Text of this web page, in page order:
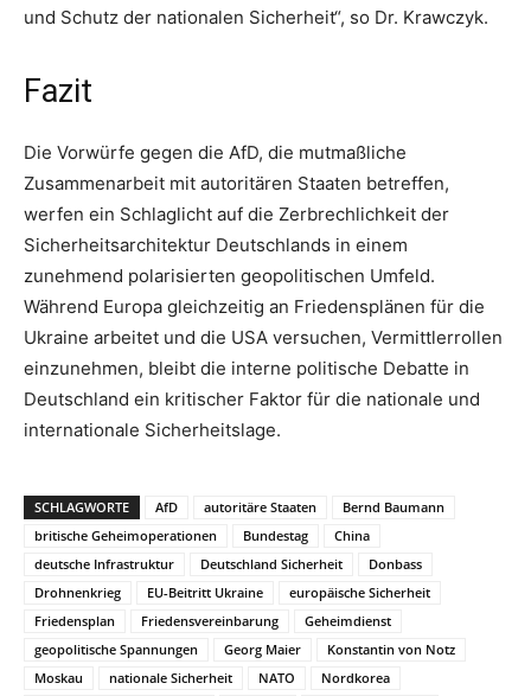
und Schutz der nationalen Sicherheit“, so Dr. Krawczyk.
Fazit
Die Vorwürfe gegen die AfD, die mutmaßliche
Zusammenarbeit mit autoritären Staaten betreffen,
werfen ein Schlaglicht auf die Zerbrechlichkeit der
Sicherheitsarchitektur Deutschlands in einem
zunehmend polarisierten geopolitischen Umfeld.
Während Europa gleichzeitig an Friedensplänen für die
Ukraine arbeitet und die USA versuchen, Vermittlerrollen
einzunehmen, bleibt die interne politische Debatte in
Deutschland ein kritischer Faktor für die nationale und
internationale Sicherheitslage.
SCHLAGWORTE AfD autoritäre Staaten
Bernd Baumann
britische Geheimoperationen
Bundestag
China
deutsche Infrastruktur
Deutschland Sicherheit
Donbass
Drohnenkrieg
EU-Beitritt Ukraine
europäische Sicherheit
Friedensplan
Friedensvereinbarung
Geheimdienst
geopolitische Spannungen
Georg Maier
Konstantin von Notz
Moskau
nationale Sicherheit NATO
Nordkorea